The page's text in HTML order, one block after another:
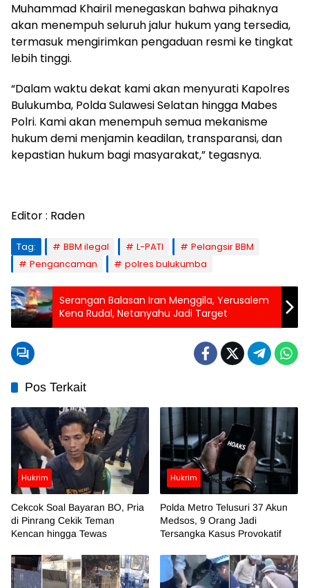
Muhammad Khairil menegaskan bahwa pihaknya
akan menempuh seluruh jalur hukum yang tersedia,
termasuk mengirimkan pengaduan resmi ke tingkat
lebih tinggi.
“Dalam waktu dekat kami akan menyurati Kapolres
Bulukumba, Polda Sulawesi Selatan hingga Mabes
Polri. Kami akan menempuh semua mekanisme
hukum demi menjamin keadilan, transparansi, dan
kepastian hukum bagi masyarakat,” tegasnya.
Editor : Raden
Tag: BBM ilegal L-PATI
Pelangsir BBM
Pengancaman
polres bulukumba
Serangan Balasan Iran Menggila, Yerusalem
Kena Rudal, Netanyahu Jadi Target
Pos Terkait
Hukrim
Cekcok Soal Bayaran BO, Pria
di Pinrang Cekik Teman
Kencan hingga Tewas
Hukrim
Polda Metro Telusuri 37 Akun
Medsos, 9 Orang Jadi
Tersangka Kasus Provokatif